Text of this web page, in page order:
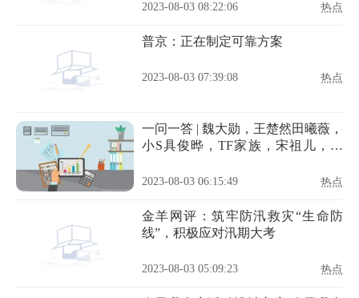
2023-08-03 08:22:06 热点
普京：正在制定可靠方案
2023-08-03 07:39:08 热点
一问一答 | 魏大勋，王楚然田曦薇，
小S具俊晔，TF家族，宋祖儿，喜
2023-08-03 06:15:49 热点
金羊网评：筑牢防汛救灾“生命防
线”，积极应对汛期大考
2023-08-03 05:09:23 热点